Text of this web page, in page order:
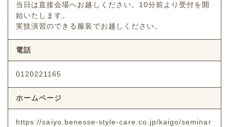
当日は直接会場へお越しください。10分前より受付を開
始いたします。
実技演習のできる服装でお越しください。
電話
0120221165
ホームページ
https://saiyo.benesse-style-care.co.jp/kaigo/seminar